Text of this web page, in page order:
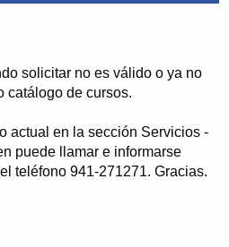
solicitar no es válido o ya no
catálogo de cursos.
actual en la sección Servicios -
puede llamar e informarse
teléfono 941-271271. Gracias.